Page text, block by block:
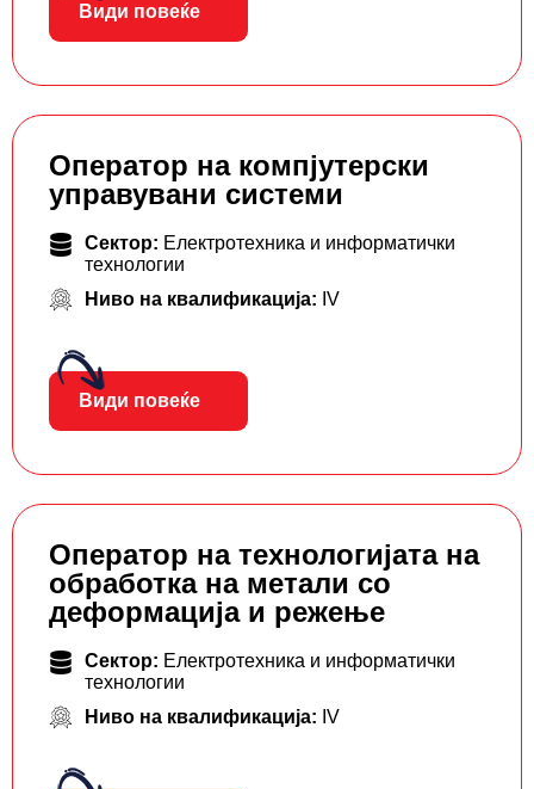
Види повеќе
Оператор на компјутерски
управувани системи
Сектор: Електротехника и информатички
технологии
Ниво на квалификација: IV
Види повеќе
Оператор на технологијата на
обработка на метали со
деформација и режење
Сектор: Електротехника и информатички
технологии
Ниво на квалификација: IV